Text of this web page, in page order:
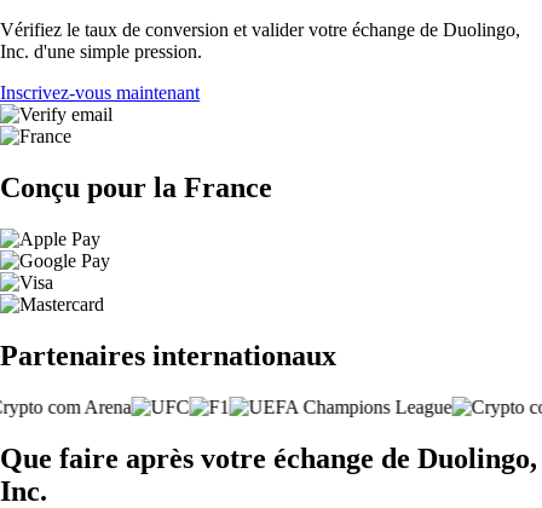
Vérifiez le taux de conversion et valider votre échange de Duolingo,
Inc. d'une simple pression.
Inscrivez-vous maintenant
Conçu pour la France
Partenaires internationaux
Que faire après votre échange de Duolingo,
Inc.